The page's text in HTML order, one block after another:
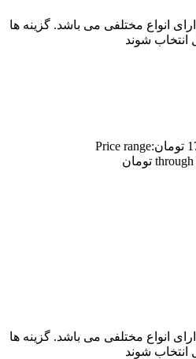
انواع مختلفی می باشد. گزینه ها
شوند
تومانPrice range:
انواع مختلفی می باشد. گزینه ها
شوند